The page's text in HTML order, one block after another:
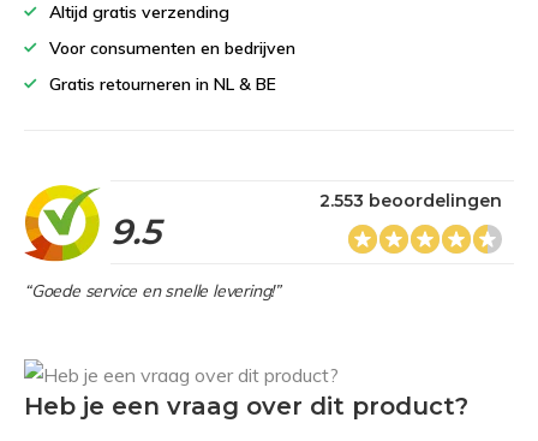
Altijd gratis verzending
Voor consumenten en bedrijven
Gratis retourneren in NL & BE
9.5
2.553 beoordelingen
“Goede service en snelle levering!”
Heb je een vraag over dit product?